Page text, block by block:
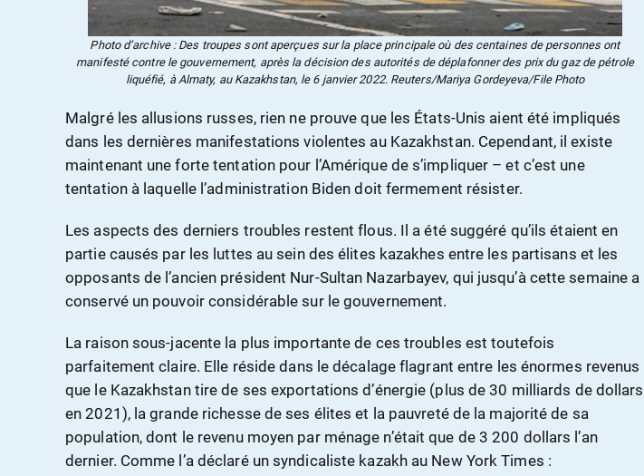
Photo d’archive : Des troupes sont aperçues sur la place principale où des centaines de personnes ont
manifesté contre le gouvernement, après la décision des autorités de déplafonner des prix du gaz de pétrole
liquéfié, à Almaty, au Kazakhstan, le 6 janvier 2022. Reuters/Mariya Gordeyeva/File Photo
Malgré les allusions russes, rien ne prouve que les États-Unis aient été impliqués
dans les dernières manifestations violentes au Kazakhstan. Cependant, il existe
maintenant une forte tentation pour l’Amérique de s’impliquer – et c’est une
tentation à laquelle l’administration Biden doit fermement résister.
Les aspects des derniers troubles restent flous. Il a été suggéré qu’ils étaient en
partie causés par les luttes au sein des élites kazakhes entre les partisans et les
opposants de l’ancien président Nur-Sultan Nazarbayev, qui jusqu’à cette semaine a
conservé un pouvoir considérable sur le gouvernement.
La raison sous-jacente la plus importante de ces troubles est toutefois
parfaitement claire. Elle réside dans le décalage flagrant entre les énormes revenus
que le Kazakhstan tire de ses exportations d’énergie (plus de 30 milliards de dollars
en 2021), la grande richesse de ses élites et la pauvreté de la majorité de sa
population, dont le revenu moyen par ménage n’était que de 3 200 dollars l’an
dernier. Comme l’a déclaré un syndicaliste kazakh au New York Times :